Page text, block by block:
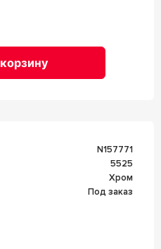
n157771
5525
Хром
Под заказ